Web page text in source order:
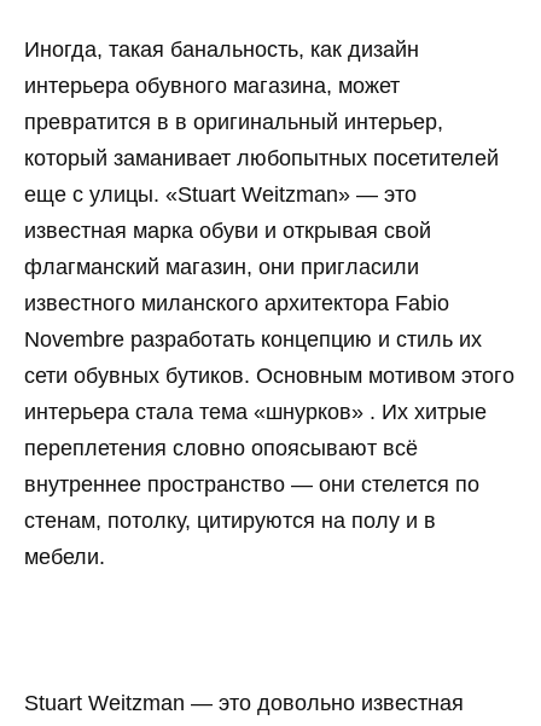
Иногда, такая банальность, как дизайн
интерьера обувного магазина, может
превратится в в оригинальный интерьер,
который заманивает любопытных посетителей
еще с улицы. «Stuart Weitzman» — это
известная марка обуви и открывая свой
флагманский магазин, они пригласили
известного миланского архитектора Fabio
Novembre разработать концепцию и стиль их
сети обувных бутиков. Основным мотивом этого
интерьера стала тема «шнурков» . Их хитрые
переплетения словно опоясывают всё
внутреннее пространство — они стелется по
стенам, потолку, цитируются на полу и в
мебели.
Stuart Weitzman — это довольно известная